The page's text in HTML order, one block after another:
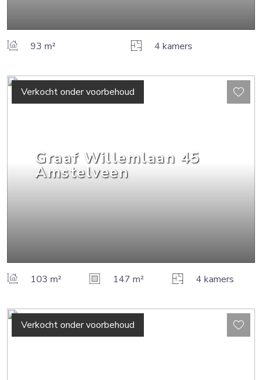
93 m² 4 kamers
Verkocht onder voorbehoud
Graaf Willemlaan 45
Amstelveen
103 m² 147 m² 4 kamers
Verkocht onder voorbehoud